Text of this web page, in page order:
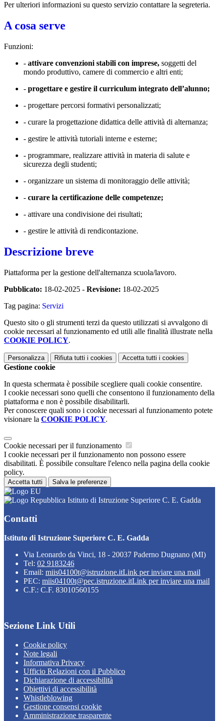
Per ulteriori informazioni su questo servizio contattare la segreteria.
A cosa serve
Funzioni:
- attivare convenzioni stabili con imprese, soggetti del
mondo produttivo, camere di commercio e altri enti;
- progettare e gestire il curriculum integrato dell’alunno;
- progettare percorsi formativi personalizzati;
- curare la progettazione didattica delle attività di alternanza;
- gestire le attività tutoriali interne e esterne;
- programmare, realizzare attività in materia di salute e
sicurezza degli studenti;
- organizzare un sistema di monitoraggio delle attività;
- curare la certificazione delle competenze;
- attivare una condivisione dei risultati;
- gestire le attività di rendicontazione.
Descrizione breve
Piattaforma per la gestione dell'alternanza scuola/lavoro.
Pubblicato: 18-02-2025 - Revisione: 18-02-2025
Tag pagina: Servizi
Questo sito o gli strumenti terzi da questo utilizzati si avvalgono di
cookie necessari al funzionamento ed utili alle finalità illustrate nella
COOKIE POLICY.
Personalizza Rifiuta tutti i cookies Accetta tutti i cookies
Gestione cookie
In questa schermata è possibile scegliere quali cookie consentire.
I cookie necessari sono quelli che consentono il funzionamento della
piattaforma e non è possibile disabilitarli.
Per conoscere quali sono i cookie necessari al funzionamento potete
visionare la COOKIE POLICY.
Cookie necessari per il funzionamento
I cookie necessari per il funzionamento non possono essere
disabilitati. È possibile consultare l'elenco nella pagina della cookie
policy.
Accetta tutti Salva le preferenze
Istituto di Istruzione Superiore C. E. Gadda
Contatti
Istituto di Istruzione Superiore C. E. Gadda
Via Leonardo da Vinci, 18 - 20037 Paderno Dugnano (MI)
Tel: 02 9183246
Email: miis04100t@istruzione.itLink per inviare una mail
PEC: miis04100t@pec.istruzione.itLink per inviare una mail
C.F.: C.F. 83010560155
Sezione Link Utili
Cookie policy
Note legali
Informativa Privacy
Ufficio Relazioni con il Pubblico
Dichiarazione di accessibilità
Obiettivi di accessibilità
Whistleblowing
Gestione consensi cookie
Amministrazione trasparente